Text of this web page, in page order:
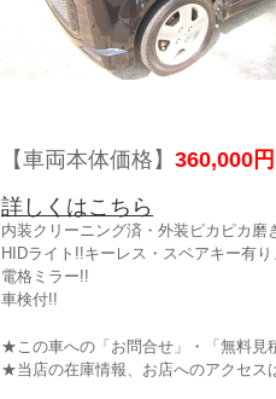
【車両本体価格】 360,000円
詳しくはこちら
内装クリーニング済・外装ピカピカ磨
HIDライト!!キーレス・スペアキー有り
電格ミラー!!
車検付!!
★この車への「お問合せ」・「無料見
★当店の在庫情報、お店へのアクセス